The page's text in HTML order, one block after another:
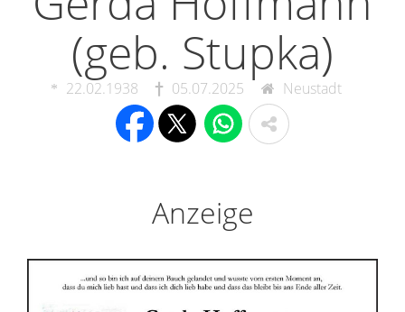
(geb. Stupka)
22.02.1938 05.07.2025 Neustadt
Anzeige